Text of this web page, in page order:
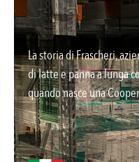
La storia di Frascheri,
di latte e panna a lunga
quando nasce una